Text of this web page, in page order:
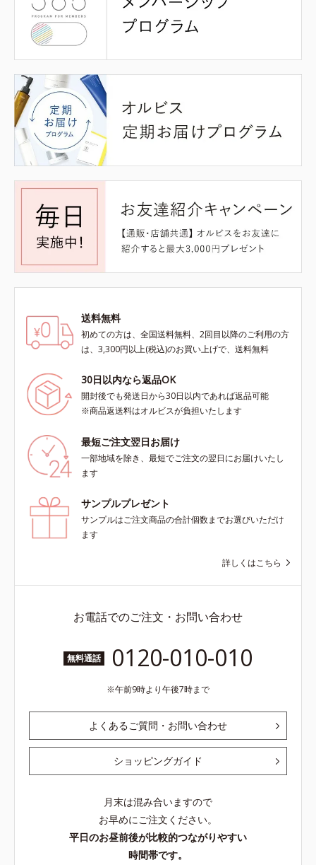
送料無料
初めての方は、全国送料無料、2回目以降のご利用の方
は、3,300円以上(税込)のお買い上げで、送料無料
30日以内なら返品OK
開封後でも発送日から30日以内であれば返品可能
※商品返送料はオルビスが負担いたします
最短ご注文翌日お届け
一部地域を除き、最短でご注文の翌日にお届けいたし
ます
サンプルプレゼント
サンプルはご注文商品の合計個数までお選びいただけ
ます
詳しくはこちら
お電話でのご注文・お問い合わせ
無料通話 0120-010-010
午前9時より午後7時まで
よくあるご質問・お問い合わせ
ショッピングガイド
月末は混み合いますので
お早めにご注文ください。
平日のお昼前後が比較的つながりやすい
時間帯です。